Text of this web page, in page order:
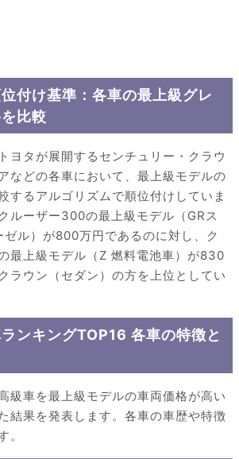
付け基準：各車の最上級グレ
比較
ヨタが展開するセンチュリー・クラウ
などの各車において、最上級モデルの
するアルゴリズムで順位付けしていま
ルーザー300の最上級モデル（GRス
ル）が800万円であるのに対し、ク
最上級モデル（Z 燃料電池車）が830
ラウン（セダン）の方を上位としてい
ンキングTOP16 各車の特徴と
級車を最上級モデルの車両価格が高い
結果を発表します。各車の車歴や特徴
。